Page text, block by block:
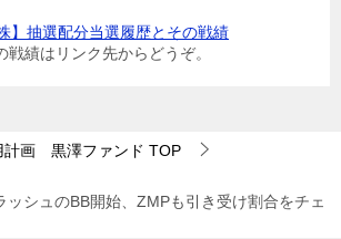
】抽選配分当選履歴とその戦績
戦績はリンク先からどうぞ。
計画 黒澤ファンド TOP
ッシュのBB開始、ZMPも引き受け割合をチェ